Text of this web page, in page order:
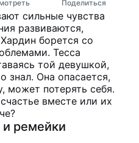
Поделиться
сильные чувства
развиваются,
борется со
Тесса
той девушкой,
знал. Она опасается,
может потерять себя.
вместе или их
ремейки